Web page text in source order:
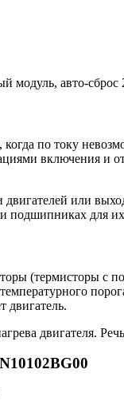
модуль, авто-
по току
включения
или
подшипниках для
(термисторы с
двигатель.
двигателя.